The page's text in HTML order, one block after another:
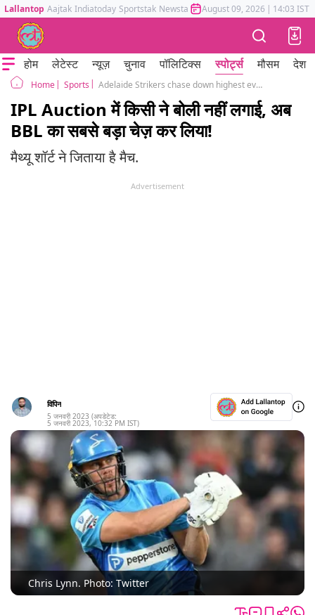
Lallantop Aajtak Indiatoday Sportstak Newstak Mumbai Tak Astrotak
August 09, 2026 | 14:03 IST
होम लेटेस्ट न्यूज़ चुनाव पॉलिटिक्स स्पोर्ट्स मौसम देश
Home Sports Adelaide Strikers chase down highest ever score in BBL history
IPL Auction में किसी ने बोली नहीं लगाई, अब
BBL का सबसे बड़ा चेज़ कर लिया!
मैथ्यू शॉर्ट ने जिताया है मैच.
Advertisement
विपिन
5 जनवरी 2023 (अपडेटेड:
5 जनवरी 2023, 10:32 PM IST)
Chris Lynn. Photo: Twitter